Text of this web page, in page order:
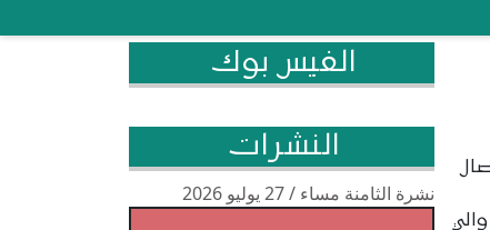
الفيس بوك
النشرات
نشرة الثامنة مساء / 27 يوليو 2026